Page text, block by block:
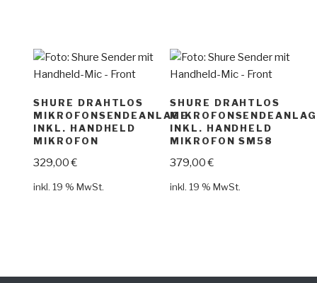
SHURE DRAHTLOS
MIKROFONSENDEANLAGE
INKL. HANDHELD
MIKROFON
329,00€
inkl. 19 % MwSt.
SHURE DRAHTLOS
INKL. HANDHELD
MIKROFON SM58
379,00€
inkl. 19 % MwSt.